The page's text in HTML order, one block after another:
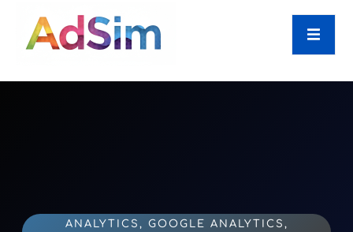
ANALYTICS , GOOGLE ANALYTICS ,